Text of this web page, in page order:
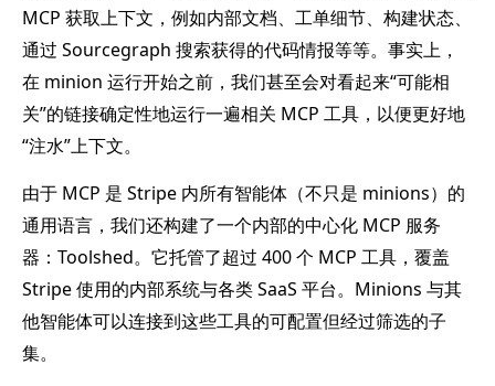
MCP 获取上下文，例如内部文档、工单细节、构建状态、
通过 Sourcegraph 搜索获得的代码情报等等。事实上，
在 minion 运行开始之前，我们甚至会对看起来“可能相
关”的链接确定性地运行一遍相关 MCP 工具，以便更好地
“注水”上下文。
由于 MCP 是 Stripe 内所有智能体（不只是 minions）的
通用语言，我们还构建了一个内部的中心化 MCP 服务
器：Toolshed。它托管了超过 400 个 MCP 工具，覆盖
Stripe 使用的内部系统与各类 SaaS 平台。Minions 与其
他智能体可以连接到这些工具的可配置但经过筛选的子
集。